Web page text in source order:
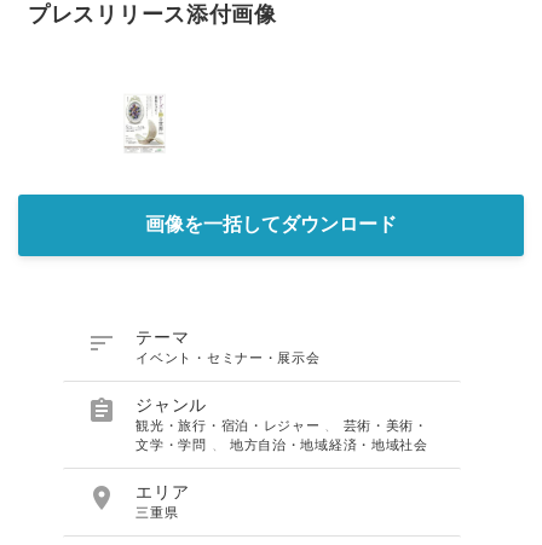
プレスリリース添付画像
画像を一括してダウンロード
 テーマ
イベント・セミナー・展示会
 ジャンル
観光・旅行・宿泊・レジャー
芸術・美術・
文学・学問
地方自治・地域経済・地域社会
 エリア
三重県